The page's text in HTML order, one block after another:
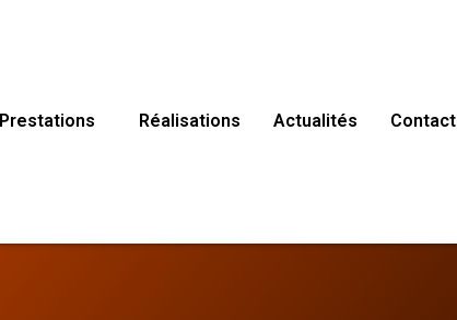
Réalisations Actualités Contact